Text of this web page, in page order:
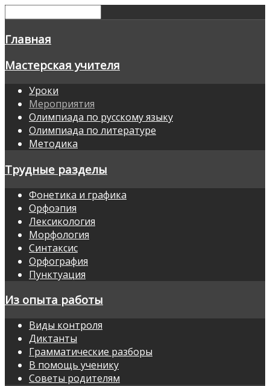
Главная
Мастерская учителя
Уроки
Мероприятия
Олимпиада по русскому языку
Олимпиада по литературе
Методика
Трудные разделы
Фонетика и графика
Орфоэпия
Лексикология
Морфология
Синтаксис
Орфография
Пунктуация
Из опыта работы
Виды контроля
Диктанты
Грамматические разборы
В помощь ученику
Советы родителям